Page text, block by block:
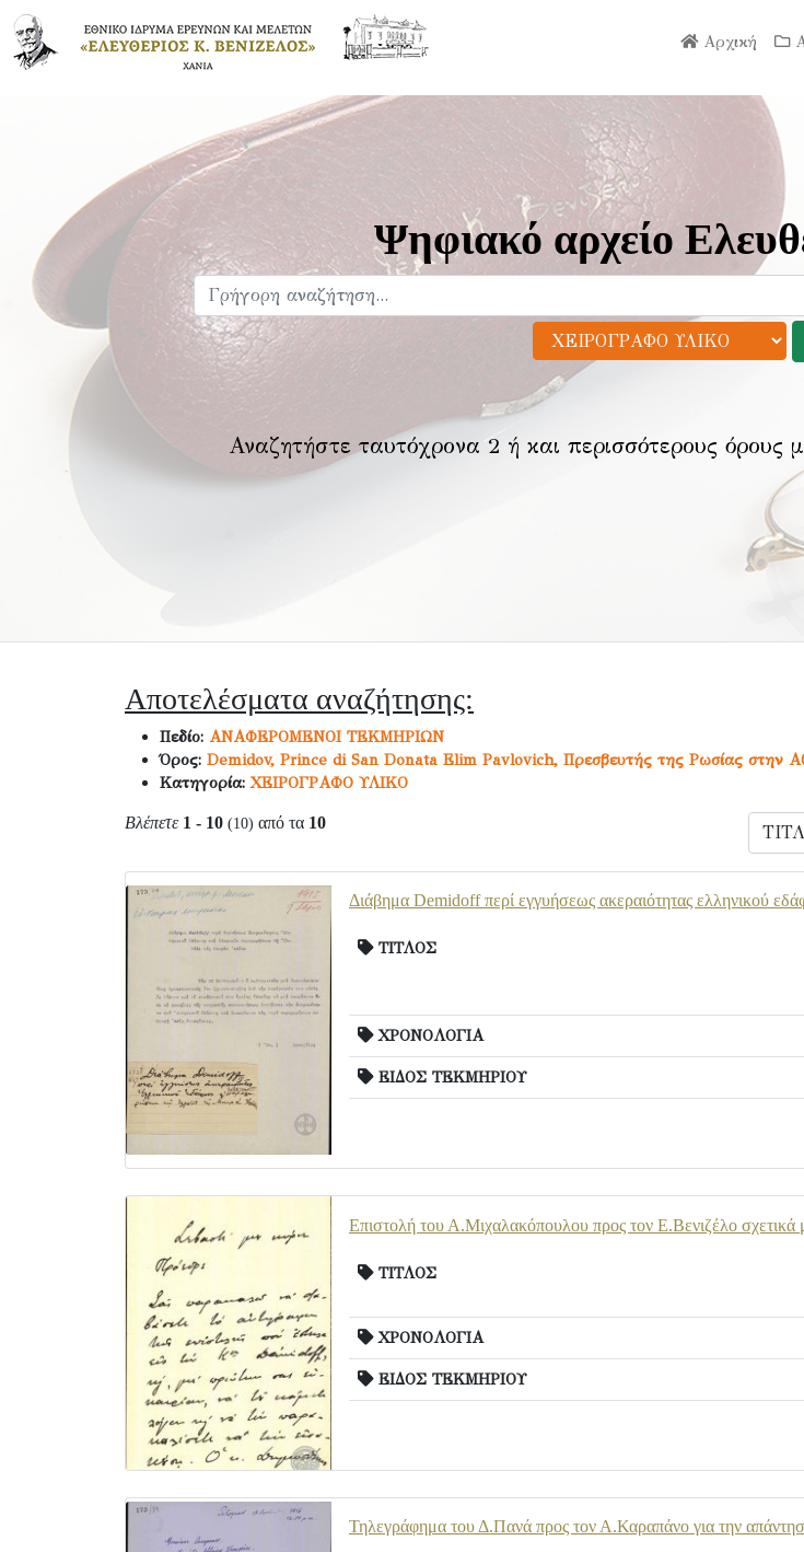
Αρχική
Ψηφιακό αρχείο
Αναζητήστε ταυτόχρονα 2 ή και περισσότερους
Αποτελέσματα αναζήτησης:
Πεδίο: ΑΝΑΦΕΡΟΜΕΝΟΙ ΤΕΚΜΗΡΙΩΝ
Όρος: Demidov, Prince di San Donata Elim Pavlovich, Πρεσβευτής της Ρωσίας στην
Κατηγορία:ΧΕΙΡΟΓΡΑΦΟ ΥΛΙΚΟ
Βλέπετε 1 - 10 (10) από τα 10
Διάβημα Demidoff περί εγγυήσεως ακεραιότητας ελληνικού
ΤΙΤΛΟΣ
ΧΡΟΝΟΛΟΓΙΑ
ΕΙΔΟΣ ΤΕΚΜΗΡΙΟΥ
Επιστολή του Α.Μιχαλακόπουλου προς τον Ε.Βενιζέλο σχετικά
ΤΙΤΛΟΣ
ΧΡΟΝΟΛΟΓΙΑ
ΕΙΔΟΣ ΤΕΚΜΗΡΙΟΥ
Τηλεγράφημα του Δ.Πανά προς τον Α.Καραπάνο για την